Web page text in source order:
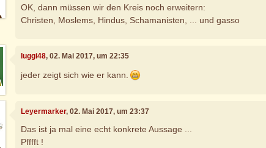
OK, dann müssen wir den Kreis noch erweitern:
Christen, Moslems, Hindus, Schamanisten, ... und gasso
luggi48, 02. Mai 2017, um 22:35
jeder zeigt sich wie er kann.
Leyermarker, 02. Mai 2017, um 23:37
Das ist ja mal eine echt konkrete Aussage ...
Pfffft !